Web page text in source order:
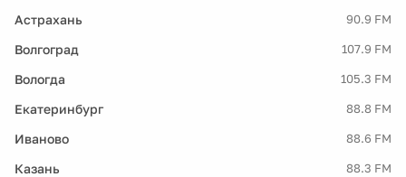
Астрахань 90.9 FM
Волгоград 107.9 FM
Вологда 105.3 FM
Екатеринбург 88.8 FM
Иваново 88.6 FM
Казань 88.3 FM